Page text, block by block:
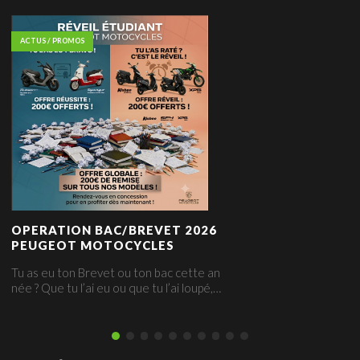
ACTUS / PROMOS
OPERATION BAC/BREVET 2026
PEUGEOT MOTOCYCLES
Tu as eu ton Brevet ou ton bac cette an
née ? Que tu l’ai eu ou que tu l’ai loupé,…